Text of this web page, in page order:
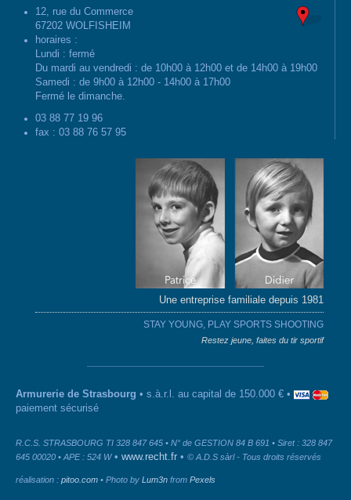
12, rue du Commerce
67202 WOLFISHEIM
horaires :
Lundi : fermé
Du mardi au vendredi : de 10h00 à 12h00 et de 14h00 à 19h00
Samedi : de 9h00 à 12h00 - 14h00 à 17h00
Fermé le dimanche.
03 88 77 19 96
fax : 03 88 76 57 95
Une entreprise familiale depuis 1981
STAY YOUNG, PLAY SPORTS SHOOTING
Restez jeune, faites du tir sportif
Armurerie de Strasbourg • s.à.r.l. au capital de 150.000 € •
paiement sécurisé
R.C.S. STRASBOURG TI 328 847 645 • N° de GESTION 84 B 691 • Siret : 328 847
645 00020 • APE : 524 W• www.recht.fr • © A.D.S sàrl - Tous droits réservés
réalisation : pitoo.com • Photo by Lum3n from Pexels